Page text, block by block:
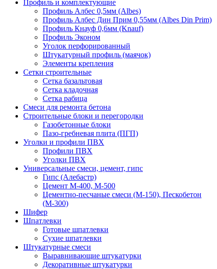
Профиль и комплектующие
Профиль Албес 0,5мм (Albes)
Профиль Албес Дин Прим 0,55мм (Albes Din Prim)
Профиль Кнауф 0,6мм (Knauf)
Профиль Эконом
Уголок перфорированный
Штукатурный профиль (маячок)
Элементы крепления
Сетки строительные
Сетка базальтовая
Сетка кладочная
Сетка рабица
Смеси для ремонта бетона
Строительные блоки и перегородки
Газобетонные блоки
Пазо-гребневая плита (ПГП)
Уголки и профили ПВХ
Профили ПВХ
Уголки ПВХ
Универсальные смеси, цемент, гипс
Гипс (Алебастр)
Цемент М-400, М-500
Цементно-песчаные смеси (М-150), Пескобетон
(М-300)
Шифер
Шпатлевки
Готовые шпатлевки
Сухие шпатлевки
Штукатурные смеси
Выравнивающие штукатурки
Декоративные штукатурки